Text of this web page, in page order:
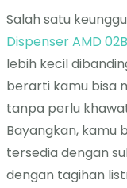
Salah satu
Dispenser AMD
lebih kecil
berarti kamu bisa
tanpa perlu
Bayangkan, kamu
tersedia dengan
dengan tagihan